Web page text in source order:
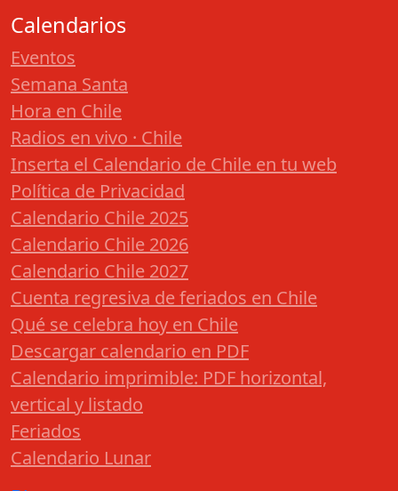
Calendarios
Eventos
Semana Santa
Hora en Chile
Radios en vivo · Chile
Inserta el Calendario de Chile en tu web
Política de Privacidad
Calendario Chile 2025
Calendario Chile 2026
Calendario Chile 2027
Cuenta regresiva de feriados en Chile
Qué se celebra hoy en Chile
Descargar calendario en PDF
Calendario imprimible: PDF horizontal,
vertical y listado
Feriados
Calendario Lunar